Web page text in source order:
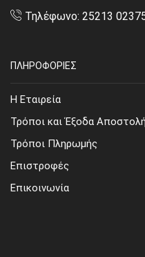
Τηλέφωνο: 25213
ΠΛΗΡΟΦΟΡΙΕΣ
Η Εταιρεία
Τρόποι και Έξοδα
Τρόποι Πληρωμής
Επιστροφές
Επικοινωνία